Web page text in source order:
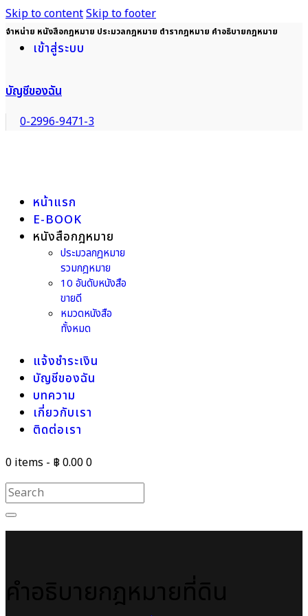
Skip to contentSkip to footer
จำหน่าย หนังสือกฎหมาย ประมวลกฎหมาย ตำรากฎหมาย คำอธิบายกฎหมาย
เข้าสู่ระบบ
บัญชีของฉัน
0-2996-9471-3
หน้าแรก
E-BOOK
หนังสือกฎหมาย
ประมวลกฎหมาย
รวมกฎหมาย
10 อันดับหนังสือ
ขายดี
หมวดหนังสือ
ทั้งหมด
แจ้งชำระเงิน
บัญชีของฉัน
บทความ
เกี่ยวกับเรา
ติดต่อเรา
0 items - ฿ 0.000